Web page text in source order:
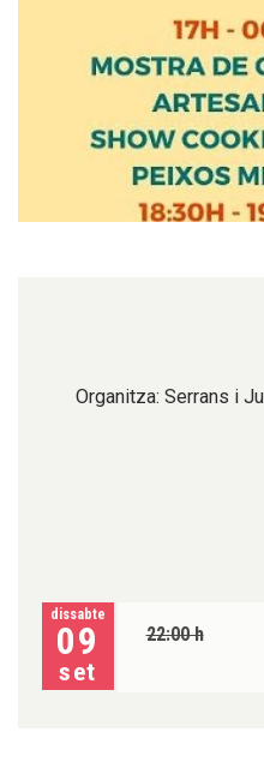
Organitza: Serrans i
dissabte
09
set
22:00 h